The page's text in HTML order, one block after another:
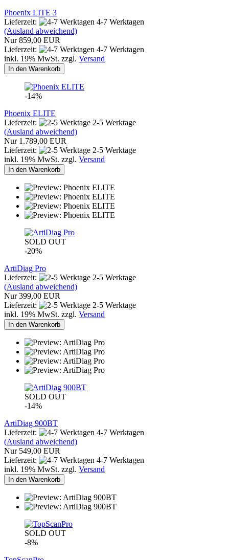
Phoenix LITE 3
Lieferzeit:
4-7 Werktagen
(Ausland abweichend)
Nur 859,00 EUR
Lieferzeit:
4-7 Werktagen
inkl. 19% MwSt. zzgl. Versand
In den Warenkorb
-14%
Phoenix ELITE
Lieferzeit:
2-5 Werktage
(Ausland abweichend)
Nur 1.789,00 EUR
Lieferzeit:
2-5 Werktage
inkl. 19% MwSt. zzgl. Versand
In den Warenkorb
SOLD OUT
-20%
ArtiDiag Pro
Lieferzeit:
2-5 Werktage
(Ausland abweichend)
Nur 399,00 EUR
Lieferzeit:
2-5 Werktage
inkl. 19% MwSt. zzgl. Versand
In den Warenkorb
SOLD OUT
-14%
ArtiDiag 900BT
Lieferzeit:
4-7 Werktagen
(Ausland abweichend)
Nur 549,00 EUR
Lieferzeit:
4-7 Werktagen
inkl. 19% MwSt. zzgl. Versand
In den Warenkorb
SOLD OUT
-8%